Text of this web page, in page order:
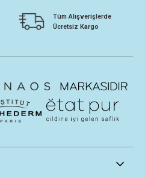
Tüm Alışverişlerde
Ücretsiz Kargo